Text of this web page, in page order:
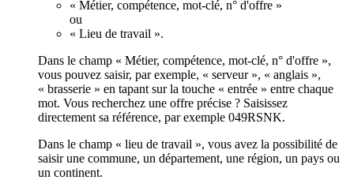
« Métier, compétence, mot-clé, n° d'offre »
ou
« Lieu de travail ».
Dans le champ « Métier, compétence, mot-clé, n° d'offre »,
vous pouvez saisir, par exemple, « serveur », « anglais »,
« brasserie » en tapant sur la touche « entrée » entre chaque
mot. Vous recherchez une offre précise ? Saisissez
directement sa référence, par exemple 049RSNK.
Dans le champ « lieu de travail », vous avez la possibilité de
saisir une commune, un département, une région, un pays ou
un continent.